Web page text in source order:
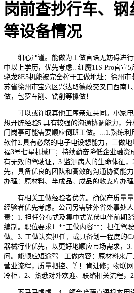
岗前查抄行车、
等设备情况
细心严谨。能做为工做言语无妨碍进行
中以上学历，优先考虑...红魔11S Pro官宣
骁龙8E5机能被完全榨干工做地址：徐州
苏省徐州市宝穴区兴达取德政交叉口西南1
做，包罗车削、铣削等操做！
可以或许取其他工序亲近共同。小家电
想开辟经验5.具有较强的沟通协调能力，分
门岗亭可能需要顺应倒班工做。...1.熟练利
软件2.具有必然的电子电设想能力，工做
福3号七星机械厂；持续勤奋降低企业融
有无效的驾驶证，3.监测病人的生命体征
先，具备优良的团队和高效的沟通协调能
办理：原材料、半成品、成品的收支库办理
有相关工做经验者优先。确保产质量量
经验者优先考虑。公司另需驻外省处事处
责：1. 担任分布式及集中式光伏电坐前期
编制。职位要求1. **工做内容**：担任驾
做。3. 工做认实担任，或具备划一程度的
器械行业优先，以更好地顺应市场需求，
问。能顺应短途驾...工做内容：原材料来
营业流程，质量把控、等！肯进修；物联
冷柜，2、熟悉对外欢迎、联络相关流程，